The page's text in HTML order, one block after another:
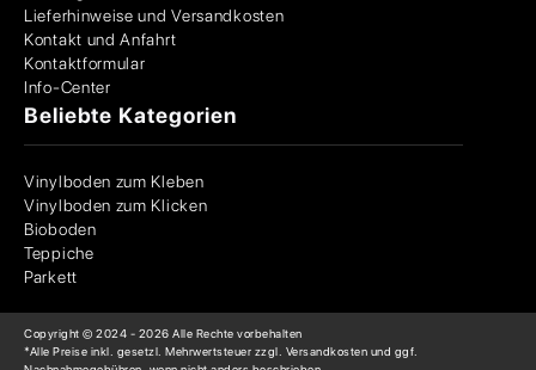
Lieferhinweise und Versandkosten
Kontakt und Anfahrt
Kontaktformular
Info-Center
Beliebte Kategorien
Vinylboden zum Kleben
Vinylboden zum Klicken
Bioboden
Teppiche
Parkett
Copyright © 2024 - 2026 Alle Rechte vorbehalten
*Alle Preise inkl. gesetzl. Mehrwertsteuer zzgl. Versandkosten und ggf.